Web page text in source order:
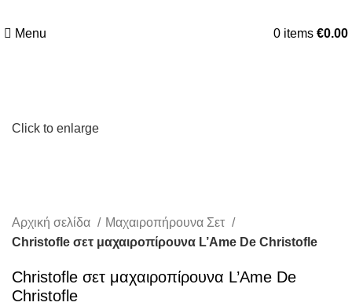
Menu 0 items €0.00
Click to enlarge
Αρχική σελίδα
Μαχαιροπήρουνα Σετ
Christofle σετ μαχαιροπίρουνα L’Ame De Christofle
Christofle σετ μαχαιροπίρουνα L’Ame De
Christofle